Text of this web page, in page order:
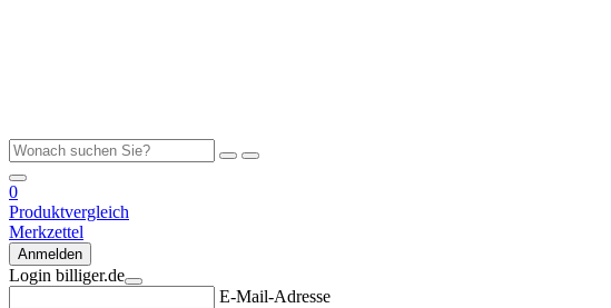
0
Produktvergleich
Merkzettel
Anmelden
Login billiger.de
E-Mail-Adresse